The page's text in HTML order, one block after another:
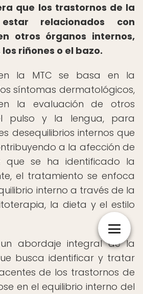
que los trastornos de la
relacionados con
otros órganos internos,
riñones o el bazo.
la MTC se basa en la
síntomas dermatológicos,
la evaluación de otros
pulso y la lengua, para
desequilibrios internos que
a la afección de
que se ha identificado la
el tratamiento se enfoca
interno a través de la
la dieta y el estilo
abordaje integral de la
busca identificar y tratar
de los trastornos de
en el equilibrio interno del